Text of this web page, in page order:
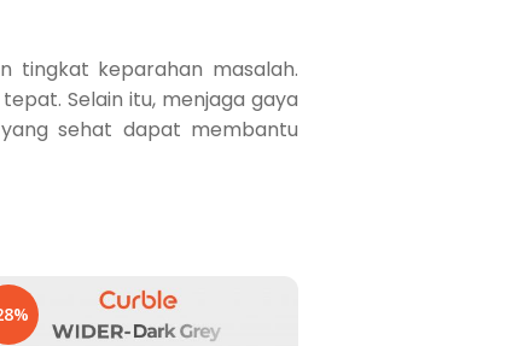
tingkat keparahan masalah.
Selain itu, menjaga gaya
sehat dapat membantu